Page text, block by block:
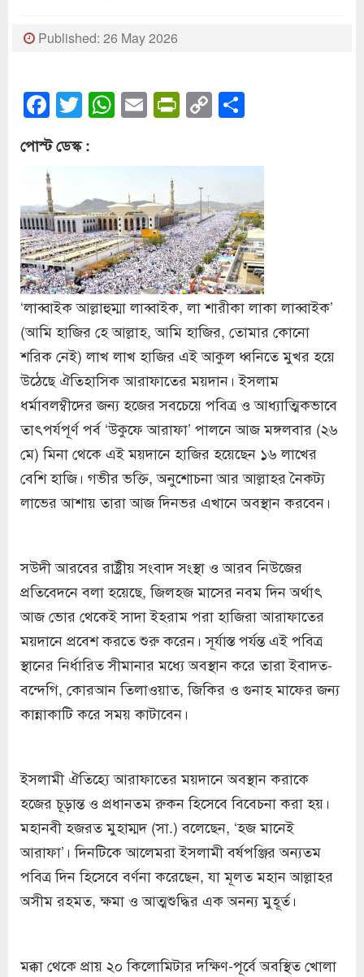
Published: 26 May 2026
Facebook
Twitter
WhatsApp
EmailPrintFriendly
Copy
Link
পোস্ট ডেস্ক :
‘লাব্বাইক আল্লাহুম্মা লাব্বাইক, লা শারীকা লাকা লাব্বাইক’
(আমি হাজির হে আল্লাহ, আমি হাজির, তোমার কোনো
শরিক নেই) লাখ লাখ হাজির এই আকুল ধ্বনিতে মুখর হয়ে
উঠেছে ঐতিহাসিক আরাফাতের ময়দান। ইসলাম
ধর্মাবলম্বীদের জন্য হজের সবচেয়ে পবিত্র ও আধ্যাত্মিকভাবে
তাৎপর্যপূর্ণ পর্ব ‘উকুফে আরাফা’ পালনে আজ মঙ্গলবার (২৬
মে) মিনা থেকে এই ময়দানে হাজির হয়েছেন ১৬ লাখের
বেশি হাজি। গভীর ভক্তি, অনুশোচনা আর আল্লাহর নৈকট্য
লাভের আশায় তারা আজ দিনভর এখানে অবস্থান করবেন।
সউদী আরবের রাষ্ট্রীয় সংবাদ সংস্থা ও আরব নিউজের
প্রতিবেদনে বলা হয়েছে, জিলহজ মাসের নবম দিন অর্থাৎ
আজ ভোর থেকেই সাদা ইহরাম পরা হাজিরা আরাফাতের
ময়দানে প্রবেশ করতে শুরু করেন। সূর্যাস্ত পর্যন্ত এই পবিত্র
স্থানের নির্ধারিত সীমানার মধ্যে অবস্থান করে তারা ইবাদত-
বন্দেগি, কোরআন তিলাওয়াত, জিকির ও গুনাহ মাফের জন্য
কান্নাকাটি করে সময় কাটাবেন।
ইসলামী ঐতিহ্যে আরাফাতের ময়দানে অবস্থান করাকে
হজের চূড়ান্ত ও প্রধানতম রুকন হিসেবে বিবেচনা করা হয়।
মহানবী হজরত মুহাম্মদ (সা.) বলেছেন, ‘হজ মানেই
আরাফা’। দিনটিকে আলেমরা ইসলামী বর্ষপঞ্জির অন্যতম
পবিত্র দিন হিসেবে বর্ণনা করেছেন, যা মূলত মহান আল্লাহর
অসীম রহমত, ক্ষমা ও আত্মশুদ্ধির এক অনন্য মুহূর্ত।
মক্কা থেকে প্রায় ২০ কিলোমিটার দক্ষিণ-পূর্বে অবস্থিত খোলা